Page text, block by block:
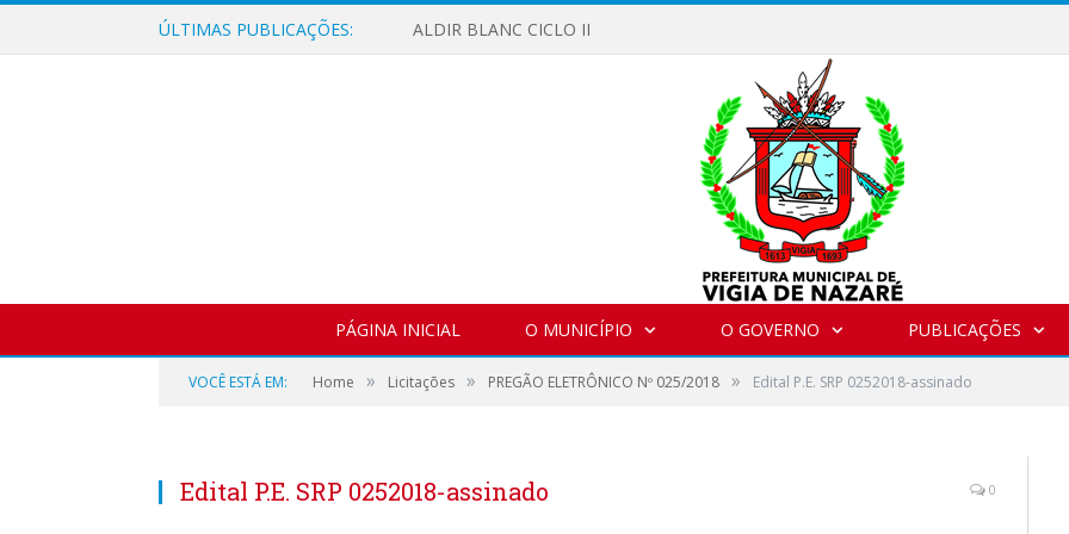
ÚLTIMAS PUBLICAÇÕES: ALDIR BLANC CICLO II
PÁGINA INICIAL O MUNICÍPIO O GOVERNO PUBLICAÇÕES
VOCÊ ESTÁ EM: Home » Licitações » PREGÃO ELETRÔNICO Nº 025/2018 » Edital P.E. SRP 0252018-assinado
Edital P.E. SRP 0252018-assinado 0